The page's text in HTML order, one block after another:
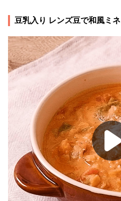
豆乳入り レンズ豆で和風ミ